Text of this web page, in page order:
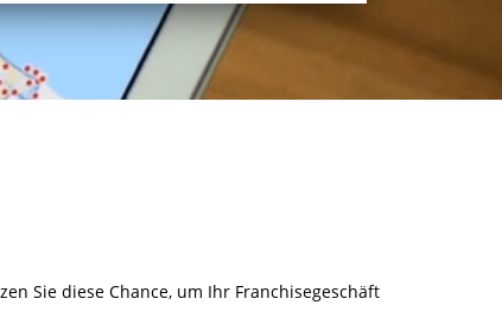
Sie diese Chance, um Ihr Franchisegeschäft